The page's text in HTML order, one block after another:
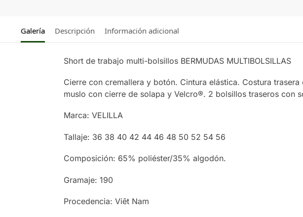
Galería Descripción Información adicional
Short de trabajo multi-bolsillos BERMUDAS MULTIBOLSILLAS
Cierre con cremallera y botón. Cintura elástica. Costura
muslo con cierre de solapa y Velcro®. 2 bolsillos traseros con
Marca: VELILLA
Tallaje: 36 38 40 42 44 46 48 50 52 54 56
Composición: 65% poliéster/35% algodón.
Gramaje: 190
Procedencia: Viêt Nam